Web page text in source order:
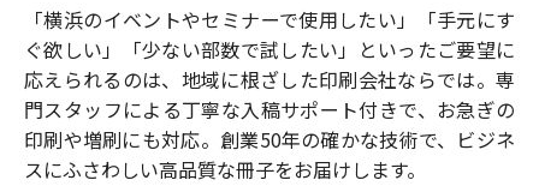
「横浜のイベントやセミナーで使用したい」「手元にす
ぐ欲しい」「少ない部数で試したい」といったご要望に
応えられるのは、地域に根ざした印刷会社ならでは。専
門スタッフによる丁寧な入稿サポート付きで、お急ぎの
印刷や増刷にも対応。創業50年の確かな技術で、ビジネ
スにふさわしい高品質な冊子をお届けします。